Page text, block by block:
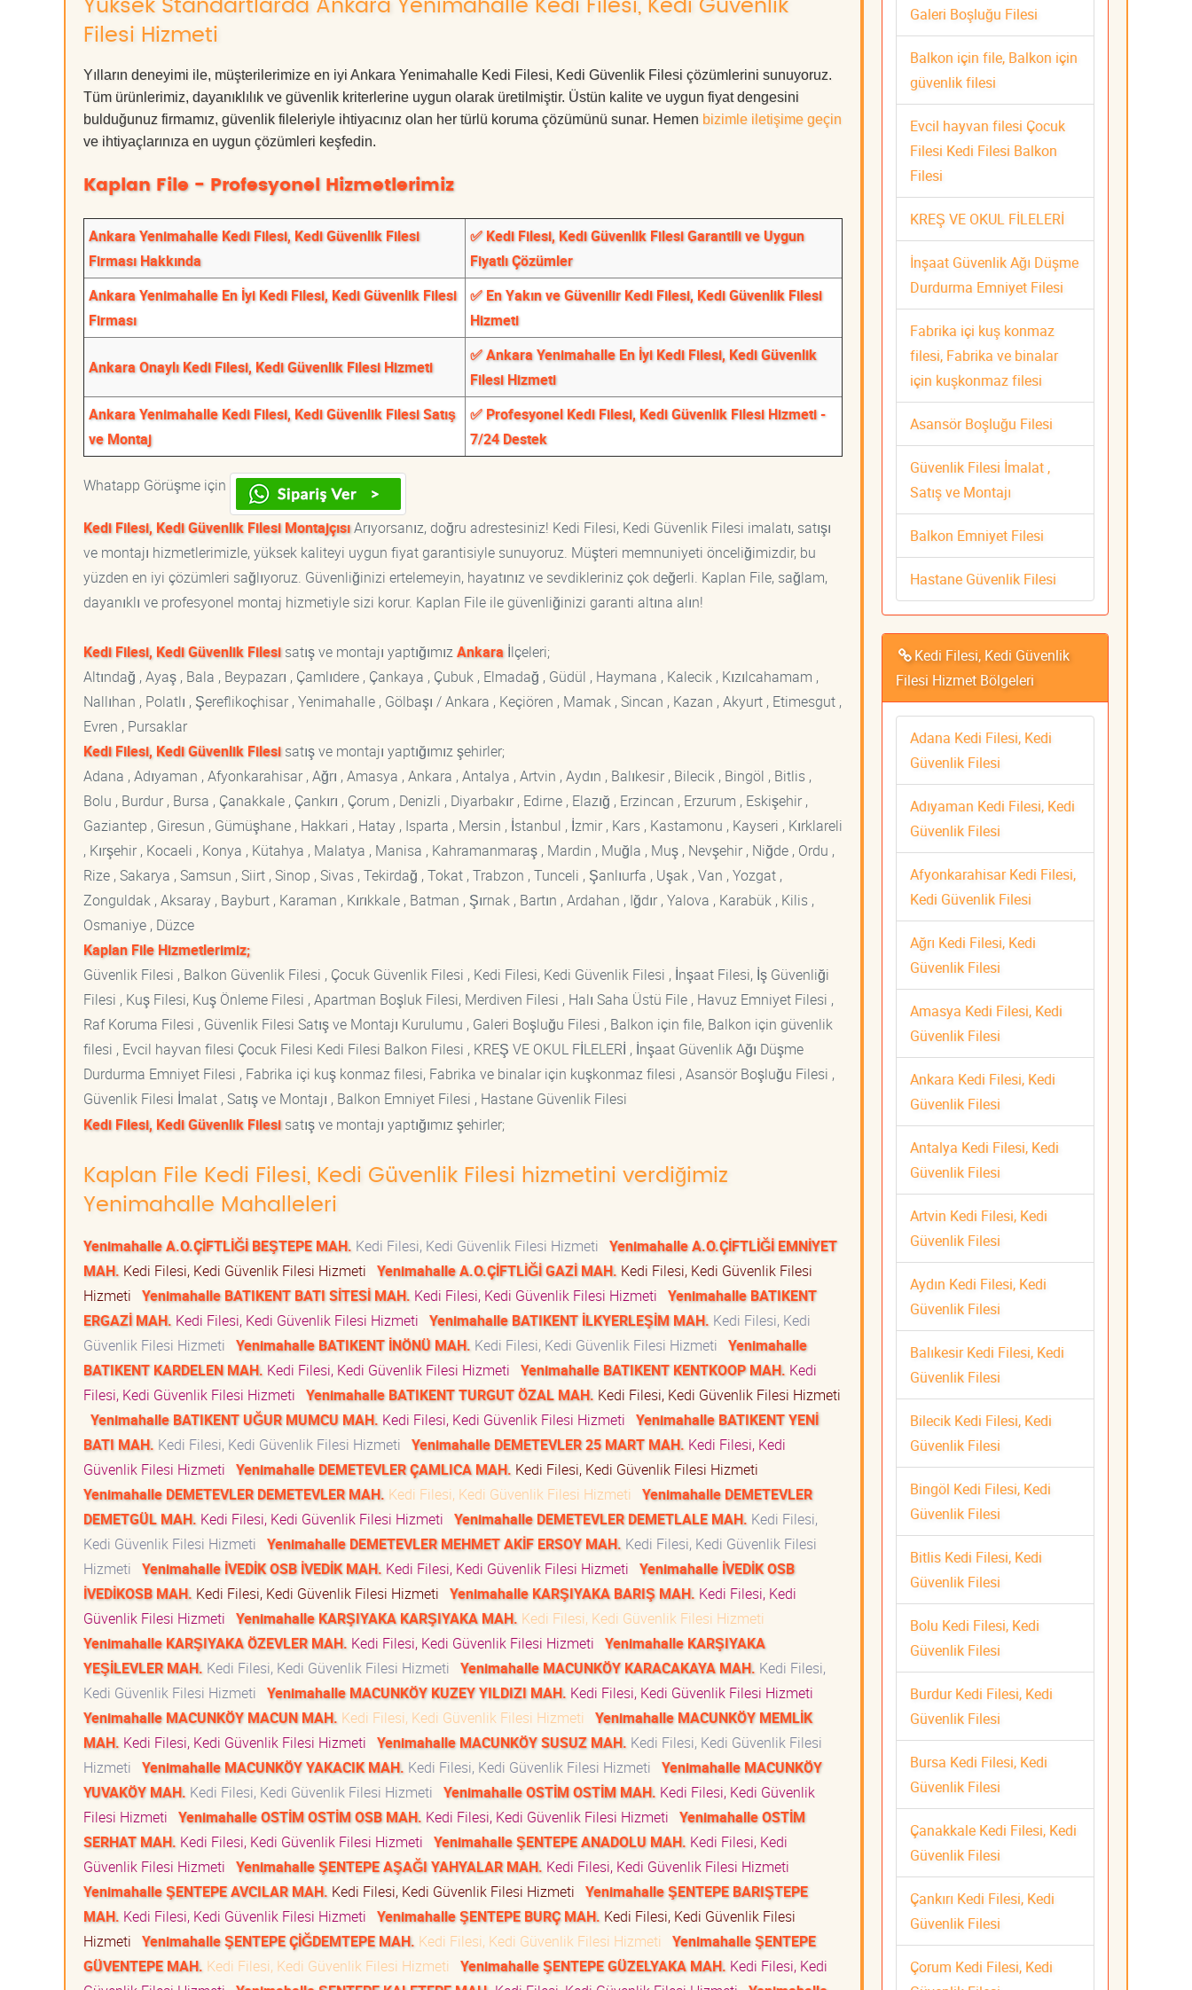
Yüksek Standartlarda Ankara Yenimahalle Kedi Filesi, Kedi Güvenlik
Filesi Hizmeti
Yılların deneyimi ile, müşterilerimize en iyi Ankara Yenimahalle Kedi Filesi, Kedi Güvenlik Filesi çözümlerini sunuyoruz.
Tüm ürünlerimiz, dayanıklılık ve güvenlik kriterlerine uygun olarak üretilmiştir. Üstün kalite ve uygun fiyat dengesini
bulduğunuz firmamız, güvenlik fileleriyle ihtiyacınız olan her türlü koruma çözümünü sunar. Hemen bizimle iletişime geçin
ve ihtiyaçlarınıza en uygun çözümleri keşfedin.
Kaplan File - Profesyonel Hizmetlerimiz
Ankara Yenimahalle Kedi Filesi, Kedi Güvenlik Filesi
Firması Hakkında
✅ Kedi Filesi, Kedi Güvenlik Filesi Garantili ve Uygun
Fiyatlı Çözümler
Ankara Yenimahalle En İyi Kedi Filesi, Kedi Güvenlik Filesi
Firması
✅ En Yakın ve Güvenilir Kedi Filesi, Kedi Güvenlik Filesi
Hizmeti
Ankara Onaylı Kedi Filesi, Kedi Güvenlik Filesi Hizmeti
✅ Ankara Yenimahalle En İyi Kedi Filesi, Kedi Güvenlik
Filesi Hizmeti
Ankara Yenimahalle Kedi Filesi, Kedi Güvenlik Filesi Satış
ve Montaj
✅ Profesyonel Kedi Filesi, Kedi Güvenlik Filesi Hizmeti -
7/24 Destek
Whatapp Görüşme için
Kedi Filesi, Kedi Güvenlik Filesi MontajçısıArıyorsanız, doğru adrestesiniz! Kedi Filesi, Kedi Güvenlik Filesi imalatı, satışı
ve montajı hizmetlerimizle, yüksek kaliteyi uygun fiyat garantisiyle sunuyoruz. Müşteri memnuniyeti önceliğimizdir, bu
yüzden en iyi çözümleri sağlıyoruz. Güvenliğinizi ertelemeyin, hayatınız ve sevdikleriniz çok değerli. Kaplan File, sağlam,
dayanıklı ve profesyonel montaj hizmetiyle sizi korur. Kaplan File ile güvenliğinizi garanti altına alın!
Kedi Filesi, Kedi Güvenlik Filesisatış ve montajı yaptığımızAnkara İlçeleri;
Altındağ , Ayaş , Bala , Beypazarı , Çamlıdere , Çankaya , Çubuk , Elmadağ , Güdül , Haymana , Kalecik , Kızılcahamam ,
Nallıhan , Polatlı , Şereflikoçhisar , Yenimahalle , Gölbaşı / Ankara , Keçiören , Mamak , Sincan , Kazan , Akyurt , Etimesgut ,
Evren , Pursaklar
Kedi Filesi, Kedi Güvenlik Filesisatış ve montajı yaptığımız şehirler;
Adana , Adıyaman , Afyonkarahisar , Ağrı , Amasya , Ankara , Antalya , Artvin , Aydın , Balıkesir , Bilecik , Bingöl , Bitlis ,
Bolu , Burdur , Bursa , Çanakkale , Çankırı , Çorum , Denizli , Diyarbakır , Edirne , Elazığ , Erzincan , Erzurum , Eskişehir ,
Gaziantep , Giresun , Gümüşhane , Hakkari , Hatay , Isparta , Mersin , İstanbul , İzmir , Kars , Kastamonu , Kayseri , Kırklareli
, Kırşehir , Kocaeli , Konya , Kütahya , Malatya , Manisa , Kahramanmaraş , Mardin , Muğla , Muş , Nevşehir , Niğde , Ordu ,
Rize , Sakarya , Samsun , Siirt , Sinop , Sivas , Tekirdağ , Tokat , Trabzon , Tunceli , Şanlıurfa , Uşak , Van , Yozgat ,
Zonguldak , Aksaray , Bayburt , Karaman , Kırıkkale , Batman , Şırnak , Bartın , Ardahan , Iğdır , Yalova , Karabük , Kilis ,
Osmaniye , Düzce
Kaplan File Hizmetlerimiz;
Güvenlik Filesi , Balkon Güvenlik Filesi , Çocuk Güvenlik Filesi , Kedi Filesi, Kedi Güvenlik Filesi , İnşaat Filesi, İş Güvenliği
Filesi , Kuş Filesi, Kuş Önleme Filesi , Apartman Boşluk Filesi, Merdiven Filesi , Halı Saha Üstü File , Havuz Emniyet Filesi ,
Raf Koruma Filesi , Güvenlik Filesi Satış ve Montajı Kurulumu , Galeri Boşluğu Filesi , Balkon için file, Balkon için güvenlik
filesi , Evcil hayvan filesi Çocuk Filesi Kedi Filesi Balkon Filesi , KREŞ VE OKUL FİLELERİ , İnşaat Güvenlik Ağı Düşme
Durdurma Emniyet Filesi , Fabrika içi kuş konmaz filesi, Fabrika ve binalar için kuşkonmaz filesi , Asansör Boşluğu Filesi ,
Güvenlik Filesi İmalat , Satış ve Montajı , Balkon Emniyet Filesi , Hastane Güvenlik Filesi
Kedi Filesi, Kedi Güvenlik Filesisatış ve montajı yaptığımız şehirler;
Kaplan File Kedi Filesi, Kedi Güvenlik Filesi hizmetini verdiğimiz
Yenimahalle Mahalleleri
Yenimahalle A.O.ÇİFTLİĞİ BEŞTEPE MAH. Kedi Filesi, Kedi Güvenlik Filesi Hizmeti Yenimahalle A.O.ÇİFTLİĞİ EMNİYET
MAH. Kedi Filesi, Kedi Güvenlik Filesi Hizmeti Yenimahalle A.O.ÇİFTLİĞİ GAZİ MAH. Kedi Filesi, Kedi Güvenlik Filesi
Hizmeti Yenimahalle BATIKENT BATI SİTESİ MAH. Kedi Filesi, Kedi Güvenlik Filesi Hizmeti Yenimahalle BATIKENT
ERGAZİ MAH. Kedi Filesi, Kedi Güvenlik Filesi Hizmeti Yenimahalle BATIKENT İLKYERLEŞİM MAH. Kedi Filesi, Kedi
Güvenlik Filesi Hizmeti Yenimahalle BATIKENT İNÖNÜ MAH. Kedi Filesi, Kedi Güvenlik Filesi Hizmeti Yenimahalle
BATIKENT KARDELEN MAH. Kedi Filesi, Kedi Güvenlik Filesi Hizmeti Yenimahalle BATIKENT KENTKOOP MAH. Kedi
Filesi, Kedi Güvenlik Filesi Hizmeti Yenimahalle BATIKENT TURGUT ÖZAL MAH. Kedi Filesi, Kedi Güvenlik Filesi Hizmeti
Yenimahalle BATIKENT UĞUR MUMCU MAH. Kedi Filesi, Kedi Güvenlik Filesi Hizmeti Yenimahalle BATIKENT YENİ
BATI MAH. Kedi Filesi, Kedi Güvenlik Filesi Hizmeti Yenimahalle DEMETEVLER 25 MART MAH. Kedi Filesi, Kedi
Güvenlik Filesi Hizmeti Yenimahalle DEMETEVLER ÇAMLICA MAH. Kedi Filesi, Kedi Güvenlik Filesi Hizmeti
Yenimahalle DEMETEVLER DEMETEVLER MAH. Kedi Filesi, Kedi Güvenlik Filesi Hizmeti Yenimahalle DEMETEVLER
DEMETGÜL MAH. Kedi Filesi, Kedi Güvenlik Filesi Hizmeti Yenimahalle DEMETEVLER DEMETLALE MAH. Kedi Filesi,
Kedi Güvenlik Filesi Hizmeti Yenimahalle DEMETEVLER MEHMET AKİF ERSOY MAH. Kedi Filesi, Kedi Güvenlik Filesi
Hizmeti Yenimahalle İVEDİK OSB İVEDİK MAH. Kedi Filesi, Kedi Güvenlik Filesi Hizmeti Yenimahalle İVEDİK OSB
İVEDİKOSB MAH. Kedi Filesi, Kedi Güvenlik Filesi Hizmeti Yenimahalle KARŞIYAKA BARIŞ MAH. Kedi Filesi, Kedi
Güvenlik Filesi Hizmeti Yenimahalle KARŞIYAKA KARŞIYAKA MAH. Kedi Filesi, Kedi Güvenlik Filesi Hizmeti
Yenimahalle KARŞIYAKA ÖZEVLER MAH. Kedi Filesi, Kedi Güvenlik Filesi Hizmeti Yenimahalle KARŞIYAKA
YEŞİLEVLER MAH. Kedi Filesi, Kedi Güvenlik Filesi Hizmeti Yenimahalle MACUNKÖY KARACAKAYA MAH. Kedi Filesi,
Kedi Güvenlik Filesi Hizmeti Yenimahalle MACUNKÖY KUZEY YILDIZI MAH. Kedi Filesi, Kedi Güvenlik Filesi Hizmeti
Yenimahalle MACUNKÖY MACUN MAH. Kedi Filesi, Kedi Güvenlik Filesi Hizmeti Yenimahalle MACUNKÖY MEMLİK
MAH. Kedi Filesi, Kedi Güvenlik Filesi Hizmeti Yenimahalle MACUNKÖY SUSUZ MAH. Kedi Filesi, Kedi Güvenlik Filesi
Hizmeti Yenimahalle MACUNKÖY YAKACIK MAH. Kedi Filesi, Kedi Güvenlik Filesi Hizmeti Yenimahalle MACUNKÖY
YUVAKÖY MAH. Kedi Filesi, Kedi Güvenlik Filesi Hizmeti Yenimahalle OSTİM OSTİM MAH. Kedi Filesi, Kedi Güvenlik
Filesi Hizmeti Yenimahalle OSTİM OSTİM OSB MAH. Kedi Filesi, Kedi Güvenlik Filesi Hizmeti Yenimahalle OSTİM
SERHAT MAH. Kedi Filesi, Kedi Güvenlik Filesi Hizmeti Yenimahalle ŞENTEPE ANADOLU MAH. Kedi Filesi, Kedi
Güvenlik Filesi Hizmeti Yenimahalle ŞENTEPE AŞAĞI YAHYALAR MAH. Kedi Filesi, Kedi Güvenlik Filesi Hizmeti
Yenimahalle ŞENTEPE AVCILAR MAH. Kedi Filesi, Kedi Güvenlik Filesi Hizmeti Yenimahalle ŞENTEPE BARIŞTEPE
MAH. Kedi Filesi, Kedi Güvenlik Filesi Hizmeti Yenimahalle ŞENTEPE BURÇ MAH. Kedi Filesi, Kedi Güvenlik Filesi
Hizmeti Yenimahalle ŞENTEPE ÇİĞDEMTEPE MAH. Kedi Filesi, Kedi Güvenlik Filesi Hizmeti Yenimahalle ŞENTEPE
GÜVENTEPE MAH. Kedi Filesi, Kedi Güvenlik Filesi Hizmeti Yenimahalle ŞENTEPE GÜZELYAKA MAH. Kedi Filesi, Kedi
Galeri Boşluğu Filesi
Balkon için file, Balkon için
güvenlik filesi
Evcil hayvan filesi Çocuk
Filesi Kedi Filesi Balkon
Filesi
KREŞ VE OKUL FİLELERİ
İnşaat Güvenlik Ağı Düşme
Durdurma Emniyet Filesi
Fabrika içi kuş konmaz
filesi, Fabrika ve binalar
için kuşkonmaz filesi
Asansör Boşluğu Filesi
Güvenlik Filesi İmalat ,
Satış ve Montajı
Balkon Emniyet Filesi
Hastane Güvenlik Filesi
Kedi Filesi, Kedi Güvenlik
Filesi Hizmet Bölgeleri
Adana Kedi Filesi, Kedi
Güvenlik Filesi
Adıyaman Kedi Filesi, Kedi
Güvenlik Filesi
Afyonkarahisar Kedi Filesi,
Kedi Güvenlik Filesi
Ağrı Kedi Filesi, Kedi
Güvenlik Filesi
Amasya Kedi Filesi, Kedi
Güvenlik Filesi
Ankara Kedi Filesi, Kedi
Güvenlik Filesi
Antalya Kedi Filesi, Kedi
Güvenlik Filesi
Artvin Kedi Filesi, Kedi
Güvenlik Filesi
Aydın Kedi Filesi, Kedi
Güvenlik Filesi
Balıkesir Kedi Filesi, Kedi
Güvenlik Filesi
Bilecik Kedi Filesi, Kedi
Güvenlik Filesi
Bingöl Kedi Filesi, Kedi
Güvenlik Filesi
Bitlis Kedi Filesi, Kedi
Güvenlik Filesi
Bolu Kedi Filesi, Kedi
Güvenlik Filesi
Burdur Kedi Filesi, Kedi
Güvenlik Filesi
Bursa Kedi Filesi, Kedi
Güvenlik Filesi
Çanakkale Kedi Filesi, Kedi
Güvenlik Filesi
Çankırı Kedi Filesi, Kedi
Güvenlik Filesi
Çorum Kedi Filesi, Kedi